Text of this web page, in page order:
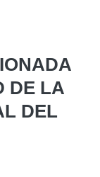
DE LA
DEL